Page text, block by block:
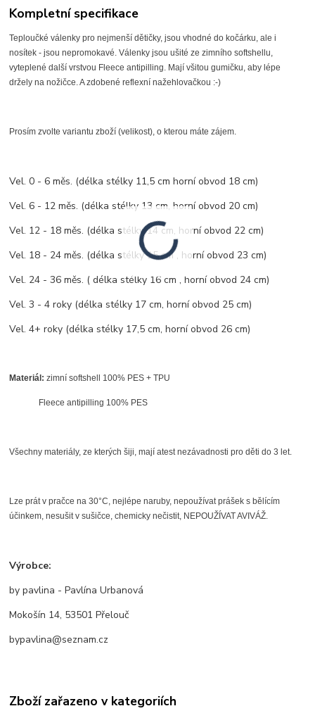
Kompletní specifikace
Teploučké válenky pro nejmenší dětičky, jsou vhodné do kočárku, ale i
nosítek - jsou nepromokavé. Válenky jsou ušité ze zimního softshellu,
vyteplené další vrstvou Fleece antipilling. Mají všitou gumičku, aby lépe
držely na nožičce. A zdobené reflexní nažehlovačkou :-)
Prosím zvolte variantu zboží (velikost), o kterou máte zájem.
Vel. 0 - 6 měs. (délka stélky 11,5 cm horní obvod 18 cm)
Vel. 6 - 12 měs. (délka stélky 13 cm, horní obvod 20 cm)
Vel. 12 - 18 měs. (délka stélky 14 cm, horní obvod 22 cm)
Vel. 18 - 24 měs. (délka stélky 15 cm , horní obvod 23 cm)
Vel. 24 - 36 měs. ( délka stélky 16 cm , horní obvod 24 cm)
Vel. 3 - 4 roky (délka stélky 17 cm, horní obvod 25 cm)
Vel. 4+ roky (délka stélky 17,5 cm, horní obvod 26 cm)
Materiál: zimní softshell 100% PES + TPU
Fleece antipilling 100% PES
Všechny materiály, ze kterých šiji, mají atest nezávadnosti pro děti do 3 let.
Lze prát v pračce na 30°C, nejlépe naruby, nepoužívat prášek s bělícím
účinkem, nesušit v sušičce, chemicky nečistit, NEPOUŽÍVAT AVIVÁŽ.
Výrobce:
by pavlina - Pavlína Urbanová
Mokošín 14, 53501 Přelouč
bypavlina@seznam.cz
Zboží zařazeno v kategoriích